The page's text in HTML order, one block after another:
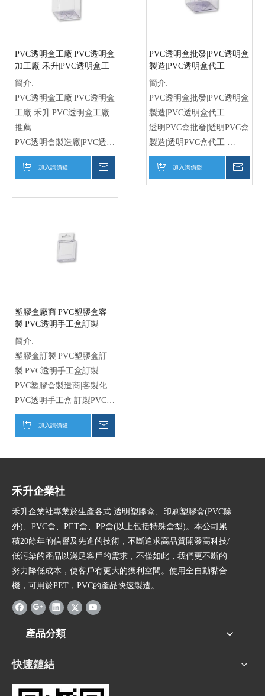
PVC透明盒工廠|PVC透明盒
加工廠 禾升|PVC透明盒工
廠推薦
簡介:
PVC透明盒工廠|PVC透明盒
工廠 禾升|PVC透明盒工廠
推薦
PVC透明盒製造廠|PVC透明
盒生產商 禾升|PVC透明盒
工廠推薦
PVC透明盒定製廠|PVC透明
加入詢價籃
PVC透明盒批發|PVC透明盒
製造|PVC透明盒代工
簡介:
PVC透明盒批發|PVC透明盒
製造|PVC透明盒代工
透明PVC盒批發|透明PVC盒
製造|透明PVC盒代工
PVC透明盒供應|PVC透明盒
製作|PVC透明盒代工
加入詢價籃
塑膠盒廠商|PVC塑膠盒客
製|PVC透明手工盒訂製
簡介:
塑膠盒訂製|PVC塑膠盒訂
製|PVC透明手工盒訂製
PVC塑膠盒製造商|客製化
PVC透明手工盒|訂製PVC盒
子
PVC透明手工盒供應商|客製
PVC塑膠盒|手工PVC盒訂製
加入詢價籃
禾升企業社
禾升企業社專業於生產各式 透明塑膠盒、印刷塑膠盒(PVC除
外)、PVC盒、PET盒、PP盒(以上包括特殊盒型)。本公司累
積20餘年的信譽及先進的技術，不斷追求高品質開發高科技/
低污染的產品以滿足客戶的需求，不僅如此，我們更不斷的
努力降低成本，使客戶有更大的獲利空間。使用全自動黏合
機，可用於PET，PVC的產品快速製造。
產品分類
快速鏈結